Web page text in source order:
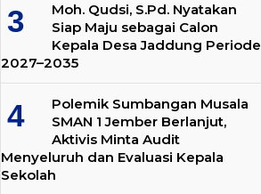
Moh. Qudsi, S.Pd. Nyatakan
Siap Maju sebagai Calon
Kepala Desa Jaddung Periode
2027–2035
Polemik Sumbangan Musala
SMAN 1 Jember Berlanjut,
Aktivis Minta Audit
Menyeluruh dan Evaluasi Kepala
Sekolah